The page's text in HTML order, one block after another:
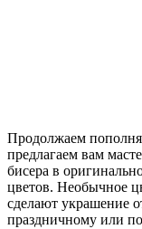
Продолжаем
предлагаем вам
бисера в
цветов. Необычное
сделают украшение
праздничному или